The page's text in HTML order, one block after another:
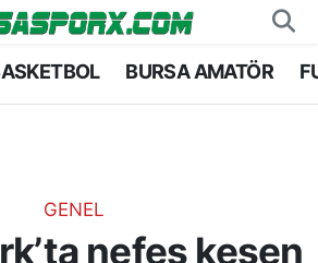
BURSA AMATÖR
GENEL
nefes kesen
Eczaneler
Haritası